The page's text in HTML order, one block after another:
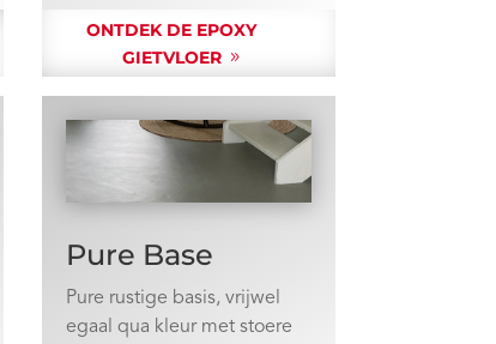
ONTDEK DE EPOXY
GIETVLOER
Pure Base
Pure rustige basis, vrijwel
egaal qua kleur met stoere